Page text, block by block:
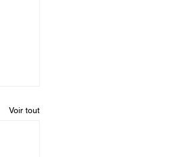
Voir tout